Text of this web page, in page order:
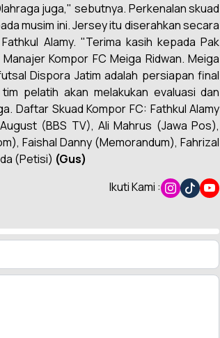
juga," sebutnya. Perkenalan skuad
musim ini. Jersey itu diserahkan secara
Alamy. "Terima kasih kepada Pak
Kompor FC Meiga Ridwan. Meiga
Dispora Jatim adalah persiapan final
pelatih akan melakukan evaluasi dan
Daftar Skuad Kompor FC: Fathkul Alamy
(BBS TV), Ali Mahrus (Jawa Pos),
Faishal Danny (Memorandum), Fahrizal
(Petisi) (Gus)
Ikuti Kami :